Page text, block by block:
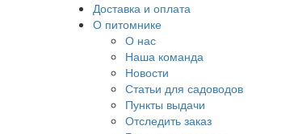
Доставка и оплата
О питомнике
О нас
Наша команда
Новости
Статьи для садоводов
Пункты выдачи
Отследить заказ